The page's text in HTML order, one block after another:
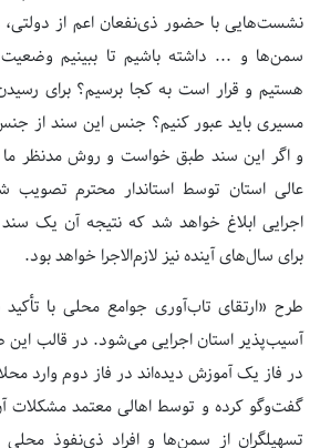
نشست‌هایی با حضور ذی‌نفعان اعم از دولتی،
سمن‌ها و ... داشته باشیم تا ببینیم
هستیم و قرار است به کجا برسیم؟ برای
مسیری باید عبور کنیم؟ جنس این سند از
و اگر این سند طبق خواست و روش مدنظر ما
عالی استان توسط استاندار محترم تصویب
اجرایی ابلاغ خواهد شد که نتیجه آن یک
برای سال‌های آینده نیز لازم‌الاجرا خواهد بود.
آسیب‌پذیر استان اجرایی می‌شود. در قالب این
در فاز یک آموزش دیده‌اند در فاز دوم وارد
گفت‌وگو کرده و توسط اهالی معتمد مشکلات
تسهیلگران از سمن‌ها و افراد ذی‌نفوذ